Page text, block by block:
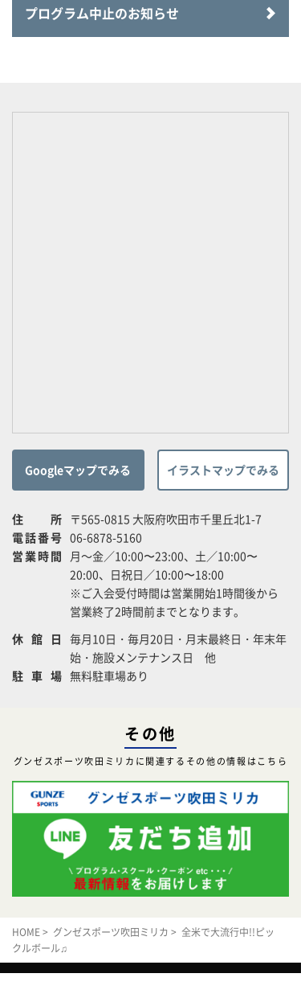
プログラム中止のお知らせ
Googleマップでみる イラストマップでみる
住所 〒565-0815 大阪府吹田市千里丘北1-7
電話番号 06-6878-5160
営業時間
月～金／10:00〜23:00、土／10:00〜
20:00、日祝日／10:00〜18:00
※ご入会受付時間は営業開始1時間後から
営業終了2時間前までとなります。
休館日 毎月10日・毎月20日・月末最終日・年末年
始・施設メンテナンス日 他
駐車場 無料駐車場あり
その他
グンゼスポーツ吹田ミリカに関連するその他の情報はこちら
HOME> グンゼスポーツ吹田ミリカ > 全米で大流行中!!ピッ
クルボール♫